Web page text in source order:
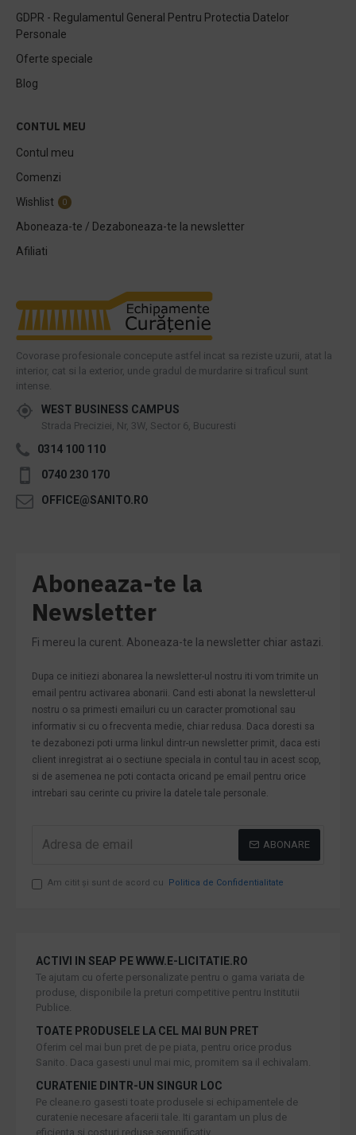
GDPR - Regulamentul General Pentru Protectia Datelor
Personale
Oferte speciale
Blog
CONTUL MEU
Contul meu
Comenzi
Wishlist
0
Aboneaza-te / Dezaboneaza-te la newsletter
Afiliati
Covorase profesionale concepute astfel incat sa reziste uzurii, atat la
interior, cat si la exterior, unde gradul de murdarire si traficul sunt
intense.
WEST BUSINESS CAMPUS
Strada Preciziei, Nr, 3W, Sector 6, Bucuresti
0314 100 110
0740 230 170
OFFICE@SANITO.RO
Aboneaza-te la
Newsletter
Fi mereu la curent. Aboneaza-te la newsletter chiar astazi.
Dupa ce initiezi abonarea la newsletter-ul nostru iti vom trimite un
email pentru activarea abonarii. Cand esti abonat la newsletter-ul
nostru o sa primesti emailuri cu un caracter promotional sau
informativ si cu o frecventa medie, chiar redusa. Daca doresti sa
te dezabonezi poti urma linkul dintr-un newsletter primit, daca esti
client inregistrat ai o sectiune speciala in contul tau in acest scop,
si de asemenea ne poti contacta oricand pe email pentru orice
intrebari sau cerinte cu privire la datele tale personale.
ABONARE
Am citit şi sunt de acord cu Politica de Confidentialitate
ACTIVI IN SEAP PE WWW.E-LICITATIE.RO
Te ajutam cu oferte personalizate pentru o gama variata de
produse, disponibile la preturi competitive pentru Institutii
Publice.
TOATE PRODUSELE LA CEL MAI BUN PRET
Oferim cel mai bun pret de pe piata, pentru orice produs
Sanito. Daca gasesti unul mai mic, promitem sa il echivalam.
CURATENIE DINTR-UN SINGUR LOC
Pe cleane.ro gasesti toate produsele si echipamentele de
curatenie necesare afacerii tale. Iti garantam un plus de
eficienta si costuri reduse semnificativ.